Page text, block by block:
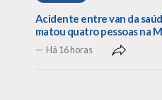
Acidente entre van da
matou quatro pessoas na
Há 16 horas